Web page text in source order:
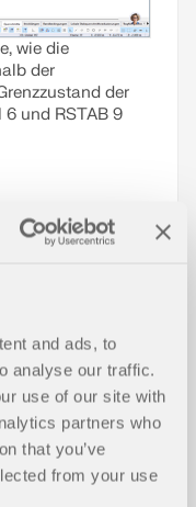
and ads, to
analyse our traffic.
use of our site with
partners who
that you’ve
from your use
wie die
der
der
und RSTAB 9
D
NEU